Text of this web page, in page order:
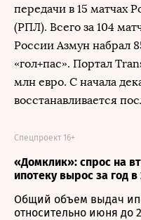
передачи в 15 матчах
(РПЛ). Всего за 104
России Азмун набрал
«гол+пас». Портал
млн евро. С начала
восстанавливается
«Домклик»: спрос на
ипотеку вырос за год в
Спецпроект 16+
Общий объем выдач
относительно июня до